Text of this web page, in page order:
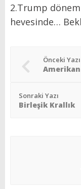
2.Trump
hevesinde…
Önceki Yazı
Sonraki Yazı
Birleşik Krallık